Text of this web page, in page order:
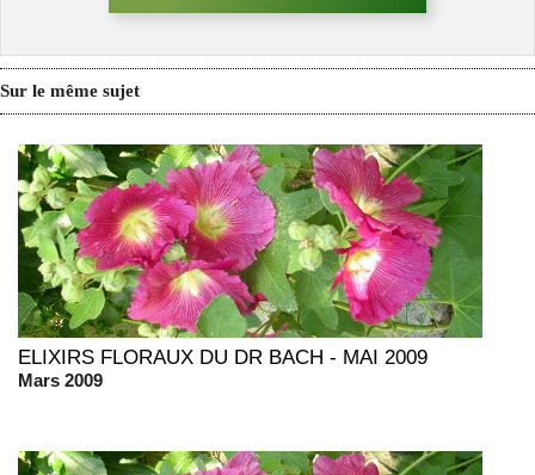
Sur le même sujet
ELIXIRS FLORAUX DU DR BACH - MAI 2009
Mars 2009